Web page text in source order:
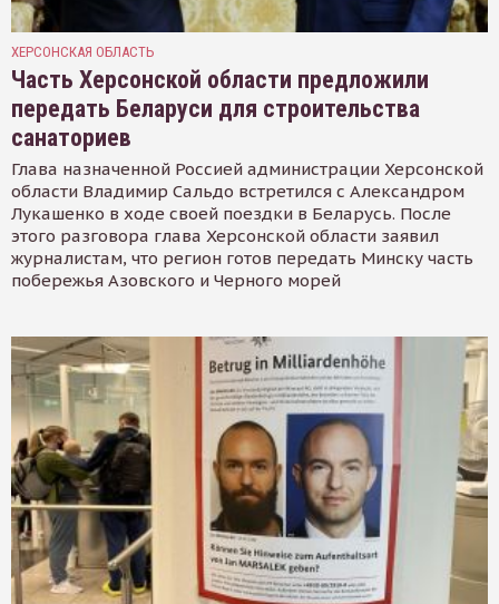
ХЕРСОНСКАЯ ОБЛАСТЬ
Часть Херсонской области предложили
передать Беларуси для строительства
санаториев
Глава назначенной Россией администрации Херсонской
области Владимир Сальдо встретился с Александром
Лукашенко в ходе своей поездки в Беларусь. После
этого разговора глава Херсонской области заявил
журналистам, что регион готов передать Минску часть
побережья Азовского и Черного морей